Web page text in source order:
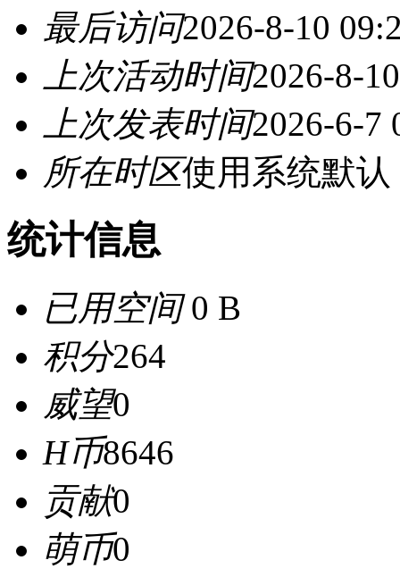
最后访问2026-8-10
上次活动时间2026-8-
上次发表时间2026-6-7
所在时区使用系统默认
统计信息
已用空间0 B
积分264
威望0
H币8646
贡献0
萌币0